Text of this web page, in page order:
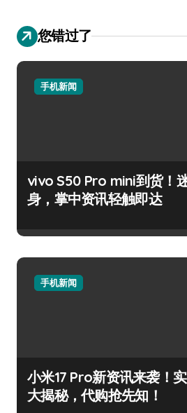
您错过了
手机新闻
vivo S50 Pro mini到货！
身，掌中资讯轻触即达
手机新闻
小米17 Pro新资讯来袭！
大揭秘，代购抢先知！